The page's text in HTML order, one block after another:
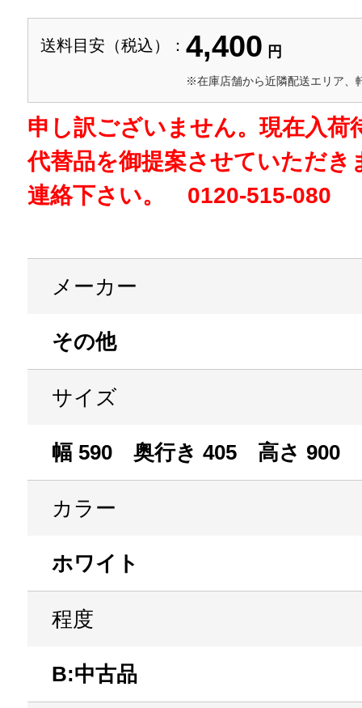
送料目安（税込）： 4,400 円
※在庫店舗から近隣配送エリア、
申し訳ございません。現在入荷
代替品を御提案させていただき
連絡下さい。 0120-515-080
メーカー
その他
サイズ
幅 590 奥行き 405 高さ 900
カラー
ホワイト
程度
B:中古品